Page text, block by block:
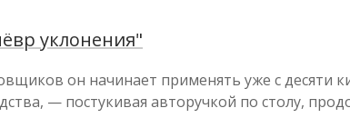
уклонения"
он начинает применять уже с десяти
— постукивая авторучкой по столу,